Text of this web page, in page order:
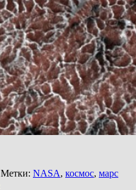
Метки: NASA, космос, марс